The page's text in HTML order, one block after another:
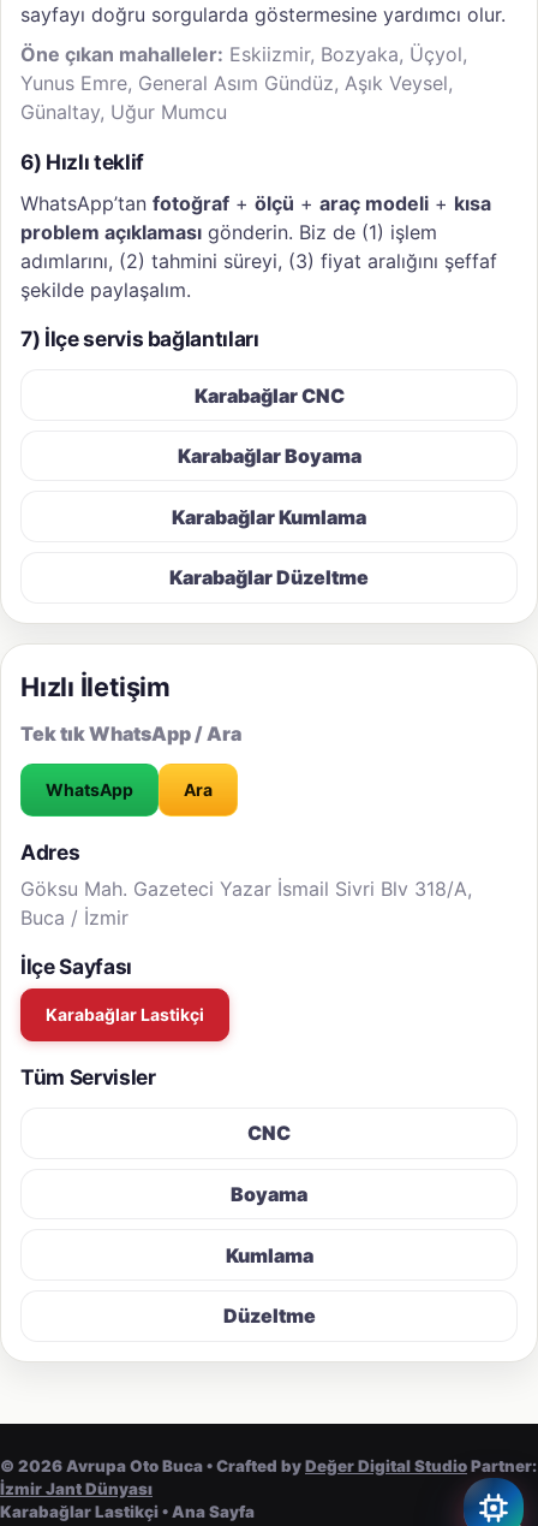
sayfayı doğru sorgularda göstermesine yardımcı olur.
Öne çıkan mahalleler: Eskiizmir, Bozyaka, Üçyol,
Yunus Emre, General Asım Gündüz, Aşık Veysel,
Günaltay, Uğur Mumcu
6) Hızlı teklif
WhatsApp’tan fotoğraf + ölçü + araç modeli + kısa
problem açıklaması gönderin. Biz de (1) işlem
adımlarını, (2) tahmini süreyi, (3) fiyat aralığını şeffaf
şekilde paylaşalım.
7) İlçe servis bağlantıları
Karabağlar CNC
Karabağlar Boyama
Karabağlar Kumlama
Karabağlar Düzeltme
Hızlı İletişim
Tek tık WhatsApp / Ara
WhatsApp Ara
Adres
Göksu Mah. Gazeteci Yazar İsmail Sivri Blv 318/A,
Buca / İzmir
İlçe Sayfası
Karabağlar Lastikçi
Tüm Servisler
CNC
Boyama
Kumlama
Düzeltme
© 2026Avrupa Oto Buca • Crafted byDeğer Digital StudioPartner:
İzmir Jant Dünyası
Karabağlar Lastikçi•Ana Sayfa